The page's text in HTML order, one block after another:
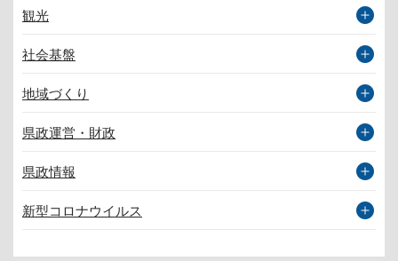
観光
社会基盤
地域づくり
県政運営・財政
県政情報
新型コロナウイルス